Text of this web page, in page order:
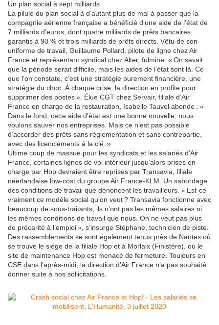
Un plan social à sept milliards
La pilule du plan social à d’autant plus de mal à passer que la
compagnie aérienne française a bénéficié d’une aide de l’état de
7 milliards d’euros, dont quatre milliards de prêts bancaires
garantis à 90 % et trois milliards de prêts directs. Vêtu de son
uniforme de travail, Guillaume Pollard, pilote de ligne chez Air
France et représentant syndical chez Alter, fulmine. « On savait
que la période serait difficile, mais les aides de l’état sont là. Ce
que l’on constate, c’est une stratégie purement financière, une
stratégie du choc. À chaque crise, la direction en profite pour
supprimer des postes ». Élue CGT chez Servair, filiale d’Air
France en charge de la restauration, Isabelle Tauvel abonde : «
Dans le fond, cette aide d’état est une bonne nouvelle, nous
voulons sauver nos entreprises. Mais ce n’est pas possible
d’accorder des prêts sans réglementation et sans contrepartie,
avec des licenciements à la clé. »
Ultime coup de massue pour les syndicats et les salariés d’Air
France, certaines lignes de vol intérieur jusqu’alors prises en
charge par Hop devraient être reprises par Transavia, filiale
néerlandaise low-cost du groupe Air France-KLM. Un sabordage
des conditions de travail que dénoncent les travailleurs. « Est-ce
vraiment ce modèle social qu’on veut ? Transavia fonctionne avec
beaucoup de sous-traitants, ils n’ont pas les mêmes salaires ni
les mêmes conditions de travail que nous. On ne veut pas plus
de précarité à l’emploi », s’insurge Stéphane, technicien de piste.
Des rassemblements se sont également tenus près de Nantes où
se trouve le siège de la filiale Hop et à Morlaix (Finistère), où le
site de maintenance Hop est menacé de fermeture. Toujours en
CSE dans l’après-midi, la direction d’Air France n’a pas souhaité
donner suite à nos sollicitations.